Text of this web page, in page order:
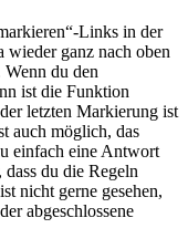
Links in der
wieder ganz nach oben
Wenn du den
ist die Funktion
letzten Markierung ist
auch möglich, das
einfach eine Antwort
du die Regeln
nicht gerne gesehen,
abgeschlossene